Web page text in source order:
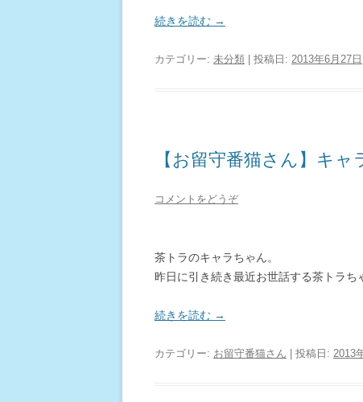
続きを読む →
カテゴリー: 未分類 | 投稿日: 2013年6月27日
【お留守番猫さん】キ
コメントをどうぞ
茶トラのキャラちゃん。
昨日に引き続き最近お世話する茶トラち
続きを読む →
カテゴリー: お留守番猫さん | 投稿日: 2013